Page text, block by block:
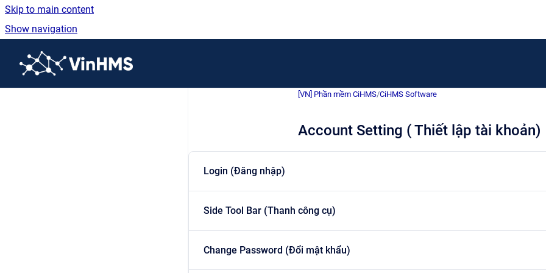
Skip to main content
Show navigation
[VN] Phần mềm CiHMS/CiHMS Software
Account Setting ( Thiết lập tài khoản)
Login (Đăng nhập)
Side Tool Bar (Thanh công cụ)
Change Password (Đổi mật khẩu)